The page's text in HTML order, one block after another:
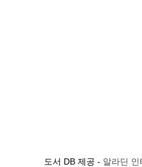
도서 DB 제공 - 알라딘